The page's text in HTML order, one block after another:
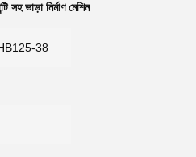
সহ ভাড়া নির্মাণ মেশিন
38